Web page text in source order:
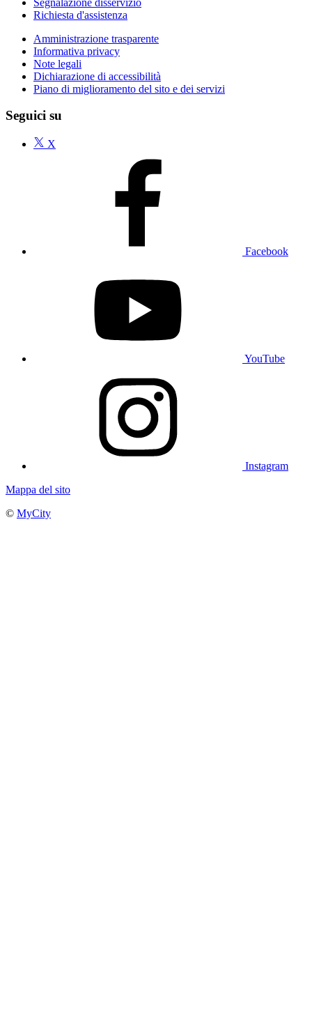
Richiesta d'assistenza
Amministrazione trasparente
Informativa privacy
Note legali
Dichiarazione di accessibilità
Piano di miglioramento del sito e dei servizi
Seguici su
X
Facebook
YouTube
Instagram
Mappa del sito
© MyCity